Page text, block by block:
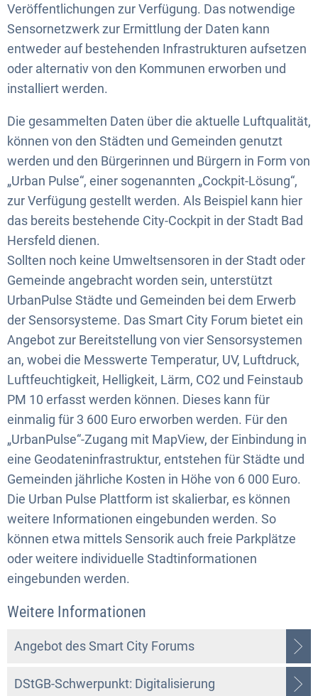
Veröffentlichungen zur Verfügung. Das notwendige
Sensornetzwerk zur Ermittlung der Daten kann
entweder auf bestehenden Infrastrukturen aufsetzen
oder alternativ von den Kommunen erworben und
installiert werden.
Die gesammelten Daten über die aktuelle Luftqualität,
können von den Städten und Gemeinden genutzt
werden und den Bürgerinnen und Bürgern in Form von
„Urban Pulse“, einer sogenannten „Cockpit-Lösung“,
zur Verfügung gestellt werden. Als Beispiel kann hier
das bereits bestehende City-Cockpit in der Stadt Bad
Hersfeld dienen.
Sollten noch keine Umweltsensoren in der Stadt oder
Gemeinde angebracht worden sein, unterstützt
UrbanPulse Städte und Gemeinden bei dem Erwerb
der Sensorsysteme. Das Smart City Forum bietet ein
Angebot zur Bereitstellung von vier Sensorsystemen
an, wobei die Messwerte Temperatur, UV, Luftdruck,
Luftfeuchtigkeit, Helligkeit, Lärm, CO2 und Feinstaub
PM 10 erfasst werden können. Dieses kann für
einmalig für 3 600 Euro erworben werden. Für den
„UrbanPulse“-Zugang mit MapView, der Einbindung in
eine Geodateninfrastruktur, entstehen für Städte und
Gemeinden jährliche Kosten in Höhe von 6 000 Euro.
Die Urban Pulse Plattform ist skalierbar, es können
weitere Informationen eingebunden werden. So
können etwa mittels Sensorik auch freie Parkplätze
oder weitere individuelle Stadtinformationen
eingebunden werden.
Weitere Informationen
Angebot des Smart City Forums
DStGB-Schwerpunkt: Digitalisierung